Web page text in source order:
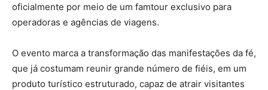
oficialmente por meio de um famtour exclusivo para
operadoras e agências de viagens.
O evento marca a transformação das manifestações da fé,
que já costumam reunir grande número de fiéis, em um
produto turístico estruturado, capaz de atrair visitantes